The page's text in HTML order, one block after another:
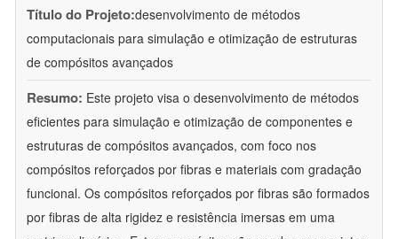
Título do Projeto:desenvolvimento de métodos
computacionais para simulação e otimização de estruturas
de compósitos avançados
Resumo: Este projeto visa o desenvolvimento de métodos
eficientes para simulação e otimização de componentes e
estruturas de compósitos avançados, com foco nos
compósitos reforçados por fibras e materiais com gradação
funcional. Os compósitos reforçados por fibras são formados
por fibras de alta rigidez e resistência imersas em uma